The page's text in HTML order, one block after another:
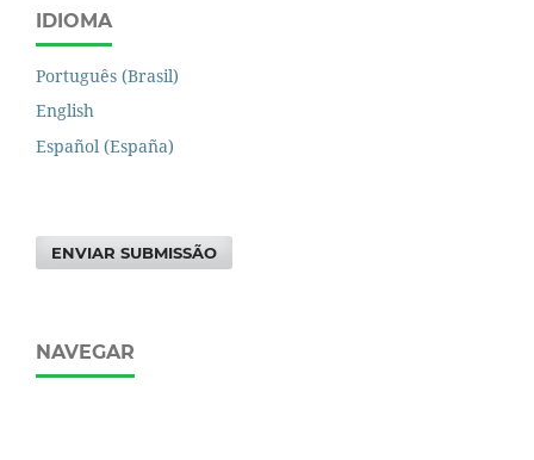
IDIOMA
Português (Brasil)
English
Español (España)
ENVIAR SUBMISSÃO
NAVEGAR